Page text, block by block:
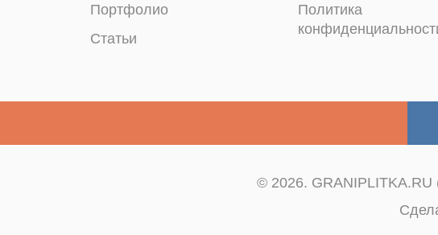
Портфолио
Статьи
Политика
© 2026. GRANIPLITKA.RU